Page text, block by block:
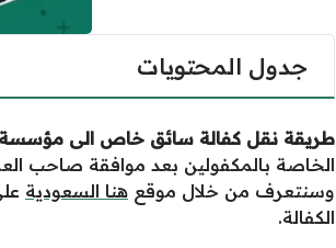
جدول المحتويات
طريقة نقل كفالة سائق خاص الى مؤسسة
الخاصة بالمكفولين بعد موافقة صاحب
وسنتعرف من خلال موقع هنا السعودية
الكفالة.